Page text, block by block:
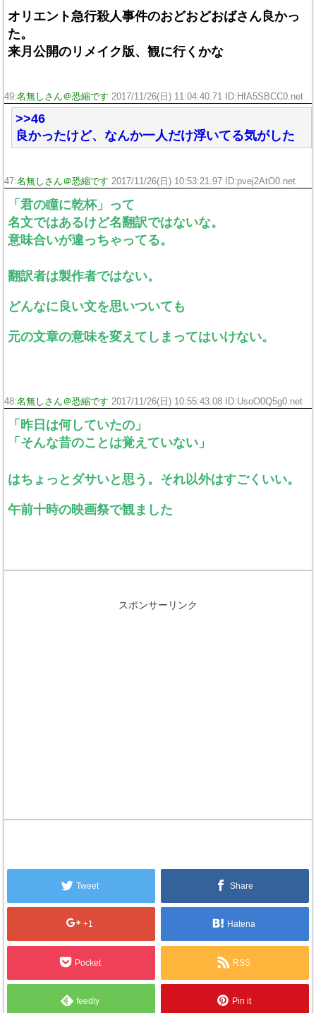
オリエント急行殺人事件のおどおどおばさん良かっ
た。
来月公開のリメイク版、観に行くかな
49:名無しさん＠恐縮です 2017/11/26(日) 11:04:40.71 ID:HfA5SBCC0.net
>>46
良かったけど、なんか一人だけ浮いてる気がした
47:名無しさん＠恐縮です 2017/11/26(日) 10:53:21.97 ID:pvej2AtO0.net
「君の瞳に乾杯」って
名文ではあるけど名翻訳ではないな。
意味合いが違っちゃってる。
翻訳者は製作者ではない。
どんなに良い文を思いついても
元の文章の意味を変えてしまってはいけない。
48:名無しさん＠恐縮です 2017/11/26(日) 10:55:43.08 ID:UsoO0Q5g0.net
「昨日は何していたの」
「そんな昔のことは覚えていない」
はちょっとダサいと思う。それ以外はすごくいい。
午前十時の映画祭で観ました
スポンサーリンク
Tweet Share
+1 Hatena
Pocket RSS
feedly Pin it